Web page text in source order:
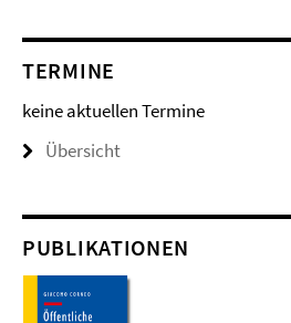
TERMINE
keine aktuellen Termine
Übersicht
PUBLIKATIONEN